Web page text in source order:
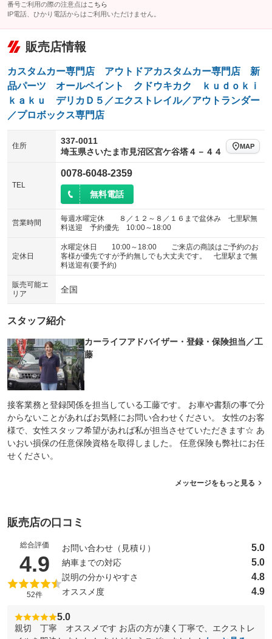
番号ご利用の際の注意点は こちら
IP電話、ひかり電話からはご利用いただけません。
販売店情報
カスタムカー専門店 アウトドアカスタムカー専門店 新
品パーツ オールペイント クドウキカク ｋｕｄｏｋｉ
ｋａｋｕ デリカＤ５／エクストレイル／アウトランダー
／プロボックス専門店
住所
337-0011
埼玉県さいたま市見沼区宮ケ谷塔４－４４
MAP
TEL
0078-6048-2359
無料電話
営業時間
毎週水曜定休 ８／１２～８／１６まで盆休み 七里駅無
料送迎 予約優先 10:00～18:00
定休日
水曜定休日 10:00～18:00 ご来店の商談はご予約のお
客様が優先ですが予約無しでも大丈夫です。 七里駅まで無
料送迎有(要予約)
販売可能エ
リア
全国
スタッフ紹介
カーライフアドバイザー・登録・保険担当／工
藤
接客業務と登録関係を担当している工藤です。 お車や書類の事で分
からないことがあればお気軽にお問い合わせください。 女性のお客
様で、女性スタッフ希望があれば私が担当させていただきます☆ あ
いおい損保の任意保険資格を取得しました。 任意保険も弊社にお任
せください。
メッセージをもっと見る
販売店の口コミ
総合評価
4.9 （5点満点中）
52件
お問い合わせ（見積り） 5.0
納車までの対応 5.0
説明の分かりやすさ 4.8
オススメ度 4.9
5.0
親切 丁寧 オススメです お店の方が凄く丁寧で、エクストレ